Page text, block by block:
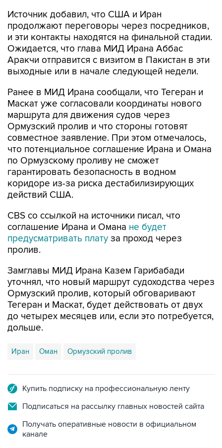
Источник добавил, что США и Иран
продолжают переговоры через посредников,
и эти контакты находятся на финальной стадии.
Ожидается, что глава МИД Ирана Аббас
Аракчи отправится с визитом в Пакистан в эти
выходные или в начале следующей недели.
Ранее в МИД Ирана сообщали, что Тегеран и
Маскат уже согласовали координаты нового
маршрута для движения судов через
Ормузский пролив и что стороны готовят
совместное заявление. При этом отмечалось,
что потенциальное соглашение Ирана и Омана
по Ормузскому проливу не сможет
гарантировать безопасность в водном
коридоре из-за риска дестабилизирующих
действий США.
CBS со ссылкой на источники писал, что
соглашение Ирана и Омана не будет
предусматривать плату за проход через
пролив.
Замглавы МИД Ирана Казем Гарибабади
уточнял, что новый маршрут судоходства через
Ормузский пролив, который обговаривают
Тегеран и Маскат, будет действовать от двух
до четырех месяцев или, если это потребуется,
дольше.
Иран Оман Ормузский пролив
Купить подписку на профессиональную ленту
Подписаться на рассылку главных новостей сайта
Получать оперативные новости в официальном
канале